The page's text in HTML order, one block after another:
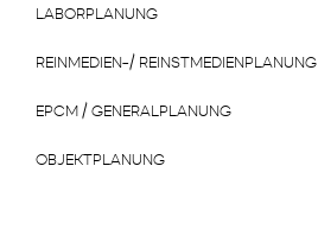
LABORPLANUNG
REINMEDIEN-/ REINSTMEDIENPLANUNG
EPCM / GENERALPLANUNG
OBJEKTPLANUNG